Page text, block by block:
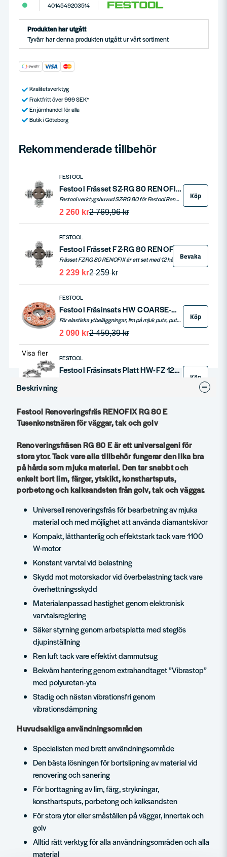
4014549203514
Produkten har utgått
Tyvärr har denna produkten utgått ur vårt sortiment
Kvalitetsverktyg
Fraktfritt över 999 SEK*
En järnhandel för alla
Butik i Göteborg
Rekommenderade tillbehör
FESTOOL
Festool Frässet SZ-RG 80 RENOFIX (Spetsig)
Festool verktygshuvud SZ-RG 80 för Festool Renofix RG 80 & RGP 80. Anpassat för hård puts, limrester och konstharsputs.
2 769,96 kr
2 260 kr
Köp
FESTOOL
Festool Frässet FZ-RG 80 RENOFIX
2 259 kr
2 239 kr
Bevaka
FESTOOL
Festool Fräsinsats HW COARSE-RG 80
För elastiska ytbeläggningar, lim på mjuk puts, puts och kalk på bjälklag och regelverk, tjocka och gamla färgskikt samt uppruggning av glasfiberförstärkt plast.
2 459,39 kr
2 090 kr
Köp
FESTOOL
Festool Fräsinsats Platt HW-FZ 12 för RG 80 & RGP 80
Köp
Visa fler
Beskrivning
Festool Renoveringsfräs RENOFIX RG 80 E
Tusenkonstnären för väggar, tak och golv
Renoveringsfräsen RG 80 E är ett universalgeni för
stora ytor. Tack vare alla tillbehör fungerar den lika bra
på hårda som mjuka material. Den tar snabbt och
enkelt bort lim, färger, ytskikt, konsthartsputs,
porbetong och kalksandsten från golv, tak och väggar.
Universell renoveringsfräs för bearbetning av mjuka
material och med möjlighet att använda diamantskivor
Kompakt, lätthanterlig och effektstark tack vare 1100
W-motor
Konstant varvtal vid belastning
Skydd mot motorskador vid överbelastning tack vare
överhettningsskydd
Materialanpassad hastighet genom elektronisk
varvtalsreglering
Säker styrning genom arbetsplatta med steglös
djupinställning
Ren luft tack vare effektivt dammutsug
Bekväm hantering genom extrahandtaget ”Vibrastop”
med polyuretan-yta
Stadig och nästan vibrationsfri genom
vibrationsdämpning
Huvudsakliga användningsområden
Specialisten med brett användningsområde
Den bästa lösningen för bortslipning av material vid
renovering och sanering
För borttagning av lim, färg, strykningar,
konsthartsputs, porbetong och kalksandsten
För stora ytor eller småställen på väggar, innertak och
golv
Alltid rätt verktyg för alla användningsområden och alla
material